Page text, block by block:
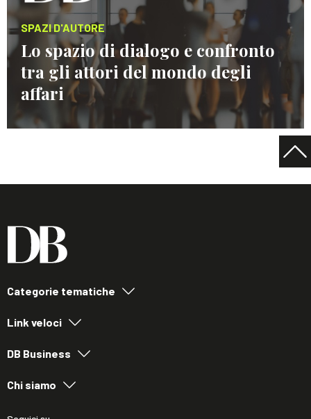
SPAZI D'AUTORE
Lo spazio di dialogo e confronto
tra gli attori del mondo degli
affari
Categorie tematiche
Link veloci
DB Business
Chi siamo